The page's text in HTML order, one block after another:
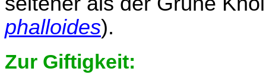
phalloides).
Zur Giftigkeit: